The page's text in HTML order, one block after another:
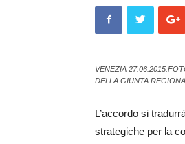
VENEZIA
DELLA GIUNTA
L’accordo si
strategiche per la